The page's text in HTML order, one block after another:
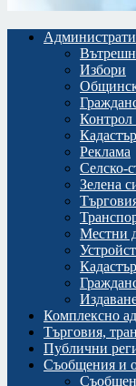
Избори
Контрол
Реклама
Селско-
Зелена
Местни
Комплексно
Търговия,
Публични
Съобщения и